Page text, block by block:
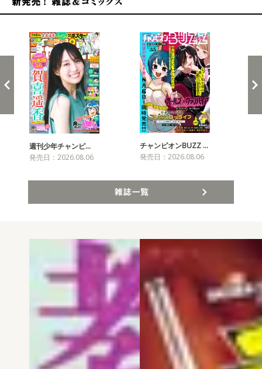
週刊少年チャンピ…
発売日：2026.08.06
チャンピオンBUZZ …
発売日：2026.08.06